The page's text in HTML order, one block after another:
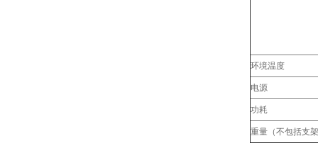
环境温度
电源
功耗
重量（不包括支